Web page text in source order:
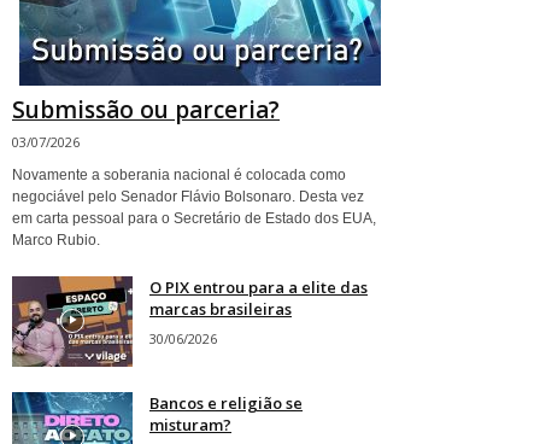
Submissão ou parceria?
03/07/2026
Novamente a soberania nacional é colocada como
negociável pelo Senador Flávio Bolsonaro. Desta vez
em carta pessoal para o Secretário de Estado dos EUA,
Marco Rubio.
O PIX entrou para a elite das
marcas brasileiras
30/06/2026
Bancos e religião se
misturam?